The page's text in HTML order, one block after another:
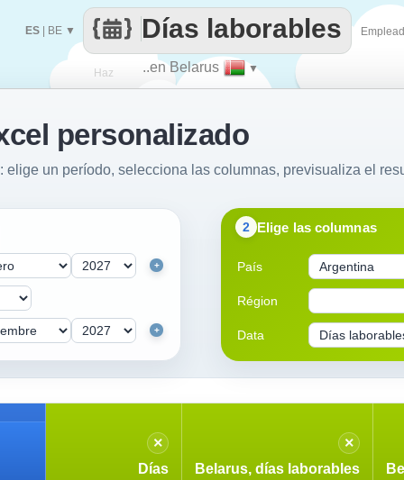
Haz
que
..en Belarus ▼
Días laborables
ES BE ▼
personalizado
elige un período, selecciona las columnas, previsualiza el
2 Elige las columnas
País
Région
Data
+
+
×
Días
×
Belarus, días laborables